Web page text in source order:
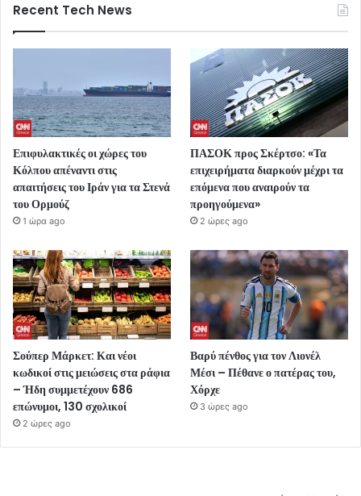
Recent Tech News
Επιφυλακτικές οι χώρες του
Κόλπου απέναντι στις
απαιτήσεις του Ιράν για τα Στενά
του Ορμούζ
1 ώρα ago
ΠΑΣΟΚ προς Σκέρτσο: «Τα
επιχειρήματα διαρκούν μέχρι τα
επόμενα που αναιρούν τα
προηγούμενα»
2 ώρες ago
Σούπερ Μάρκετ: Και νέοι
κωδικοί στις μειώσεις στα ράφια
– Ήδη συμμετέχουν 686
επώνυμοι, 130 σχολικοί
2 ώρες ago
Βαρύ πένθος για τον Λιονέλ
Μέσι – Πέθανε ο πατέρας του,
Χόρχε
3 ώρες ago